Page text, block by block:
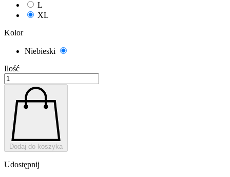
L
XL
Kolor
Niebieski
Ilość
Dodaj do koszyka
Udostępnij